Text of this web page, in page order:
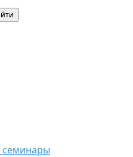
семинары